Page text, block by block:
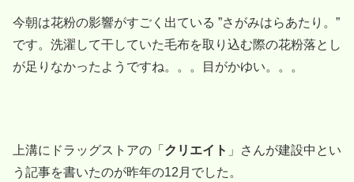
今朝は花粉の影響がすごく出ている ”さがみはらあたり。”
です。洗濯して干していた毛布を取り込む際の花粉落とし
が足りなかったようですね。。。目がかゆい。。。
上溝にドラッグストアの「 クリエイト 」さんが建設中とい
う記事を書いたのが昨年の12月でした。